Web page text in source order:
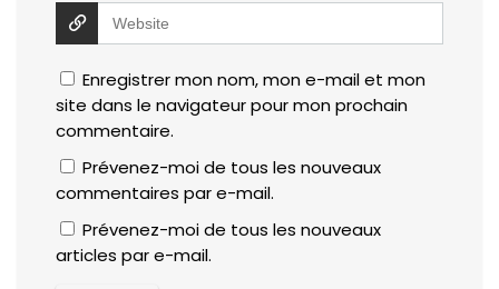
Enregistrer mon nom, mon e-mail et mon
site dans le navigateur pour mon prochain
commentaire.
Prévenez-moi de tous les nouveaux
commentaires par e-mail.
Prévenez-moi de tous les nouveaux
articles par e-mail.